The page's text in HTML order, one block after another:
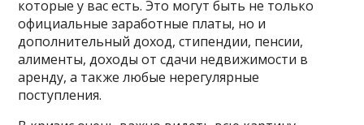
которые у вас есть. Это могут быть не только
официальные заработные платы, но и
дополнительный доход, стипендии, пенсии,
алименты, доходы от сдачи недвижимости в
аренду, а также любые нерегулярные
поступления.